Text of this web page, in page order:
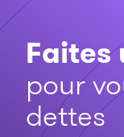
Faites
pour
dettes